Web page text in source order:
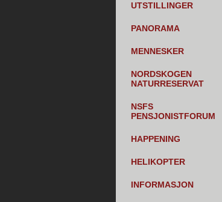
UTSTILLINGER
PANORAMA
MENNESKER
NORDSKOGEN
NATURRESERVAT
NSFS
PENSJONISTFORUM
HAPPENING
HELIKOPTER
INFORMASJON